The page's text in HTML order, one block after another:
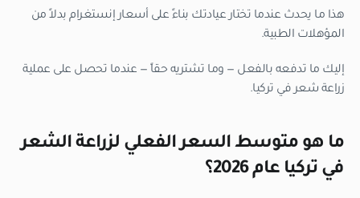
هذا ما يحدث عندما تختار عيادتك بناءً على أسعار إنستغرام بدلاً من
المؤهلات الطبية.
إليك ما تدفعه بالفعل — وما تشتريه حقاً — عندما تحصل على عملية
زراعة شعر في تركيا.
ما هو متوسط السعر الفعلي لزراعة الشعر
في تركيا عام 2026؟